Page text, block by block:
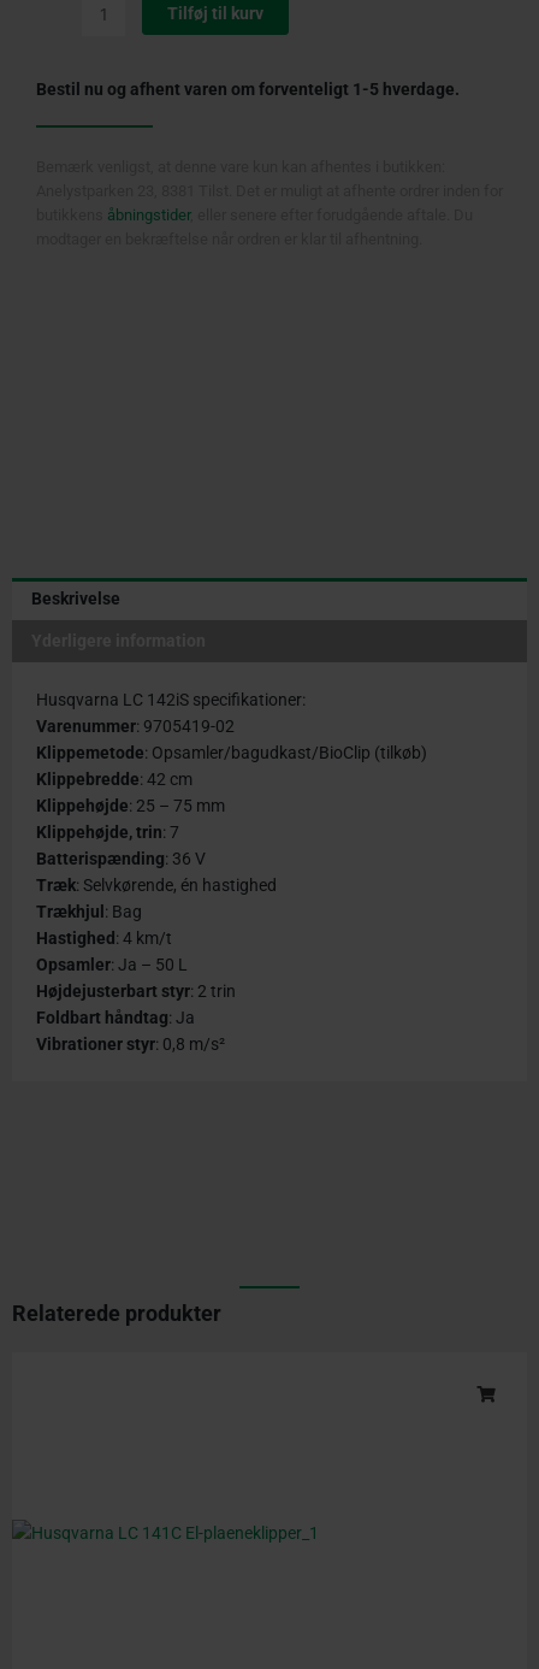
batteri
oplader
Tilføj til kurv
Bestil nu og afhent varen om forventeligt 1-5 hverdage.
åbningstider, eller senere efter forudgående aftale. Du
Beskrivelse
Husqvarna LC 142iS specifikationer:
Varenummer: 9705419-02
Klippemetode: Opsamler/bagudkast/BioClip (tilkøb)
Klippebredde: 42 cm
Klippehøjde: 25 – 75 mm
Klippehøjde, trin: 7
Batterispænding: 36 V
Træk: Selvkørende, én hastighed
Trækhjul : Bag
Hastighed : 4 km/t
Opsamler: Ja – 50 L
Højdejusterbart styr: 2 trin
Foldbart håndtag: Ja
Vibrationer styr: 0,8 m/s²
Relaterede produkter